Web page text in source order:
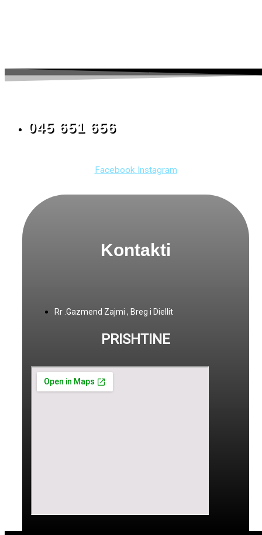
045 651 656
Facebook Instagram
Kontakti
Rr .Gazmend Zajmi , Breg i Diellit
PRISHTINE